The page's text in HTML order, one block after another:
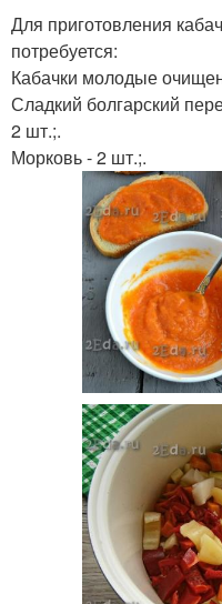
Для приготовления
потребуется:
Кабачки молодые
Сладкий болгарский
2 шт.;.
Морковь - 2 шт.;.